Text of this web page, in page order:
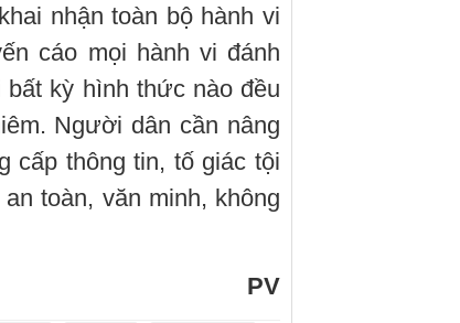
nhận toàn bộ hành vi
cáo mọi hành vi đánh
kỳ hình thức nào đều
Người dân cần nâng
cấp thông tin, tố giác tội
toàn, văn minh, không
PV